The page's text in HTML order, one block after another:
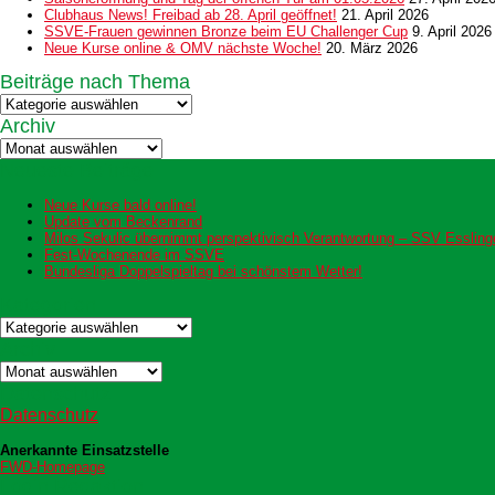
Clubhaus News! Freibad ab 28. April geöffnet! 21. April 2026
SSVE-Frauen gewinnen Bronze beim EU Challenger Cup 9. April 2026
Neue Kurse online & OMV nächste Woche! 20. März 2026
Beiträge nach Thema
Beiträge
nach
Thema
Archiv
Archiv
Neue Kurse bald online!
Update vom Beckenrand
Milos Sekulic übernimmt perspektivisch Verantwortung – SSV
Fest-Wochenende im SSVE
Bundesliga Doppelspieltag bei schönstem Wetter!
Kategorien
Archiv
Datenschutz
Anerkannte Einsatzstelle
FWD-Homepage